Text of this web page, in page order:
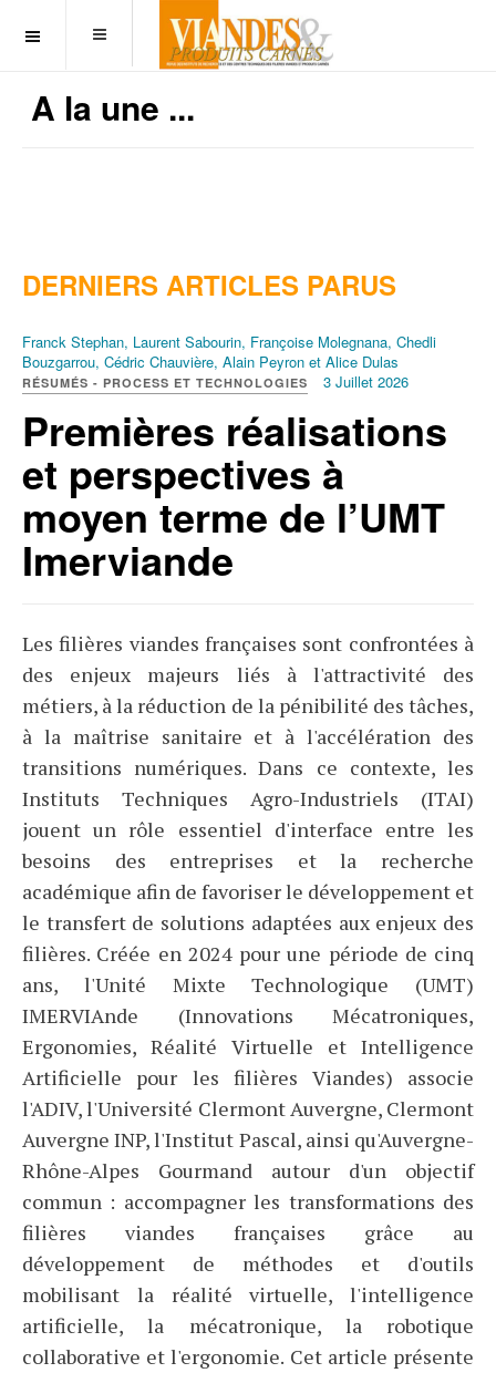
OFF CANVAS
A la une ...
DERNIERS ARTICLES PARUS
Franck Stephan, Laurent Sabourin, Françoise Molegnana, Chedli
Bouzgarrou, Cédric Chauvière, Alain Peyron et Alice Dulas
RÉSUMÉS - PROCESS ET TECHNOLOGIES 3 Juillet 2026
Premières réalisations
et perspectives à
moyen terme de l’UMT
Imerviande
Les filières viandes françaises sont confrontées à
des enjeux majeurs liés à l'attractivité des
métiers, à la réduction de la pénibilité des tâches,
à la maîtrise sanitaire et à l'accélération des
transitions numériques. Dans ce contexte, les
Instituts Techniques Agro-Industriels (ITAI)
jouent un rôle essentiel d'interface entre les
besoins des entreprises et la recherche
académique afin de favoriser le développement et
le transfert de solutions adaptées aux enjeux des
filières. Créée en 2024 pour une période de cinq
ans, l'Unité Mixte Technologique (UMT)
IMERVIAnde (Innovations Mécatroniques,
Ergonomies, Réalité Virtuelle et Intelligence
Artificielle pour les filières Viandes) associe
l'ADIV, l'Université Clermont Auvergne, Clermont
Auvergne INP, l'Institut Pascal, ainsi qu'Auvergne-
Rhône-Alpes Gourmand autour d'un objectif
commun : accompagner les transformations des
filières viandes françaises grâce au
développement de méthodes et d'outils
mobilisant la réalité virtuelle, l'intelligence
artificielle, la mécatronique, la robotique
collaborative et l'ergonomie. Cet article présente